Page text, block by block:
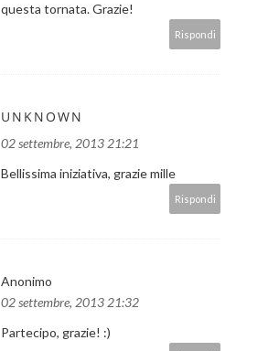
questa tornata. Grazie!
Rispondi
UNKNOWN
02 settembre, 2013 21:21
Bellissima iniziativa, grazie mille
Rispondi
Anonimo
02 settembre, 2013 21:32
Partecipo, grazie! :)